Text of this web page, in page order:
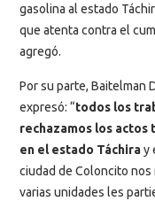
gasolina al estado
que atenta contra el
agregó.
Por su parte, Baitelman
expresó: “todos los
rechazamos los
en el estado Táchiray
ciudad de Coloncito nos
varias unidades les